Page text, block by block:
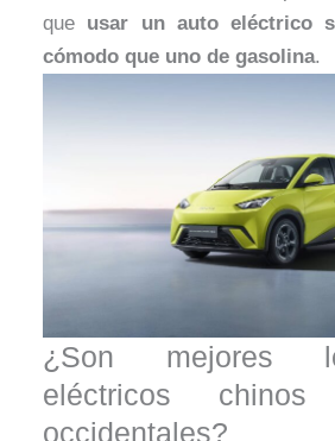
que usar un auto eléctrico
cómodo que uno de gasolina.
¿Son mejores
eléctricos
occidentales?